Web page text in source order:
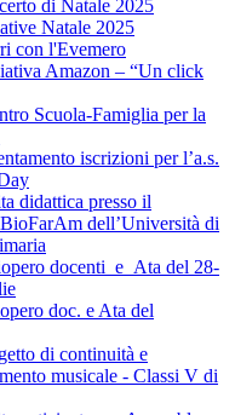
di Natale 2025
Natale 2025
con l'Evemero
Amazon – “Un click
Scuola-Famiglia per la
iscrizioni per l’a.s.
didattica presso il
dell’Università di
docenti_e_Ata del 28-
doc. e Ata del
di continuità e
musicale - Classi V di